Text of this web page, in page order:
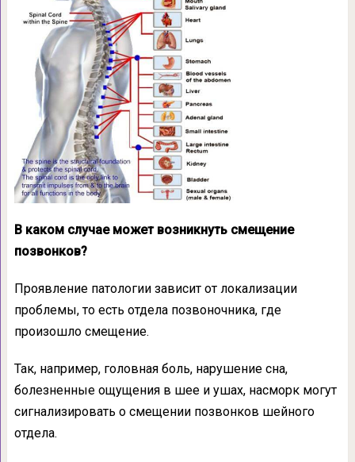
В каком случае может возникнуть смещение
позвонков?
Проявление патологии зависит от локализации
проблемы, то есть отдела позвоночника, где
произошло смещение.
Так, например, головная боль, нарушение сна,
болезненные ощущения в шее и ушах, насморк могут
сигнализировать о смещении позвонков шейного
отдела.